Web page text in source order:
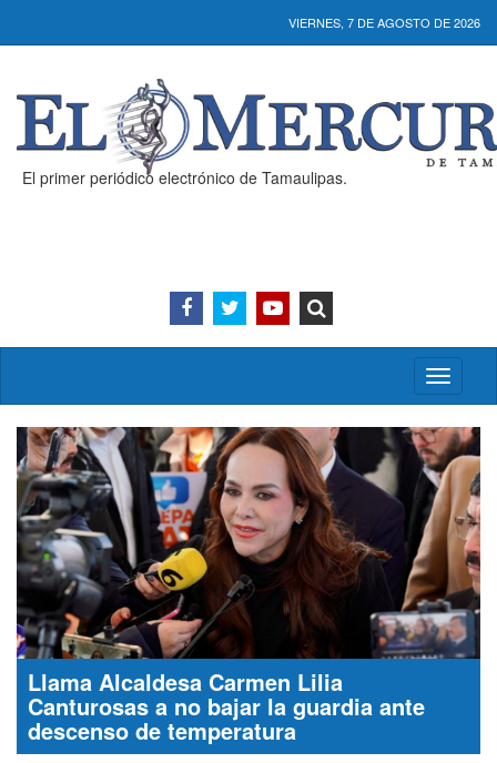
VIERNES, 7 DE AGOSTO DE 2026
El primer periódico electrónico de Tamaulipas.
Activar/
menú
Llama Alcaldesa Carmen Lilia
Canturosas a no bajar la guardia ante
descenso de temperatura